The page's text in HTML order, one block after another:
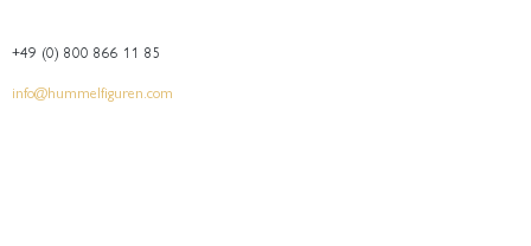
+49 (0) 800 866 11 85
info@hummelfiguren.com